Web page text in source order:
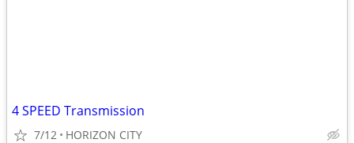
4 SPEED Transmission
7/12 HORIZON CITY